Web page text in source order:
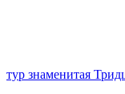
тур знаменитая